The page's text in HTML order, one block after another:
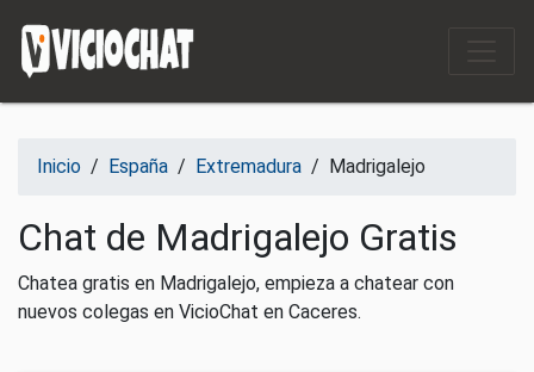
Inicio / España / Extremadura / Madrigalejo
Chat de Madrigalejo Gratis
Chatea gratis en Madrigalejo, empieza a chatear con
nuevos colegas en VicioChat en Caceres.